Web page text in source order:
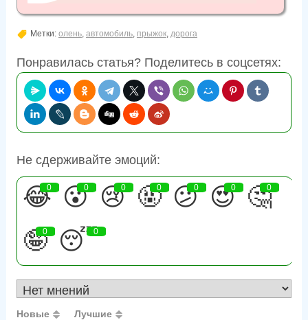
Метки: олень, автомобиль, прыжок, дорога
Понравилась статья? Поделитесь в соцсетях:
Не сдерживайте эмоций:
😂
0 😮
0 😢
0 🤬
0 😕
0 😍
0 🤔
0
🤪
0 😴
0
Новые Лучшие